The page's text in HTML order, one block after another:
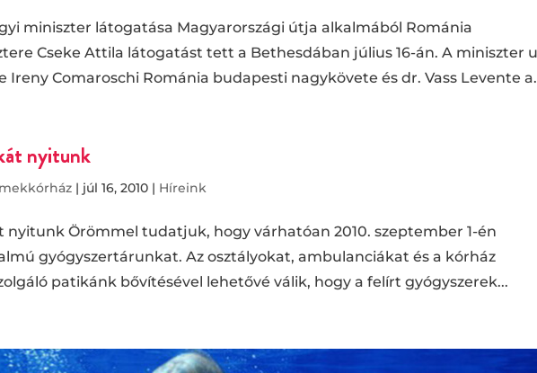
miniszter látogatása Magyarországi útja alkalmából Románia
Cseke Attila látogatást tett a Bethesdában július 16-án. A miniszter
Ireny Comaroschi Románia budapesti nagykövete és dr. Vass Levente
nyitunk
| júl 16, 2010 | Híreink
Örömmel tudatjuk, hogy várhatóan 2010. szeptember 1-én
gyógyszertárunkat. Az osztályokat, ambulanciákat és a kórház
patikánk bővítésével lehetővé válik, hogy a felírt gyógyszerek...